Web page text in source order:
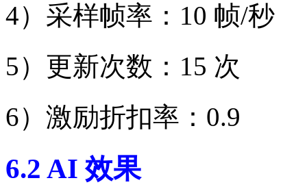
4）采样帧率：10 帧/秒
5）更新次数：15 次
6）激励折扣率：0.9
6.2 AI 效果